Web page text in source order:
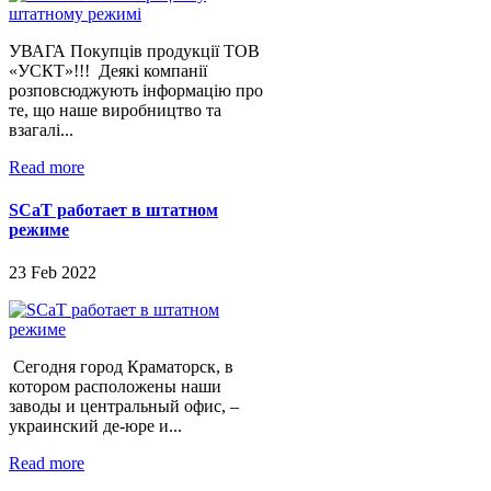
УВАГА Покупців продукції ТОВ
«УСКТ»!!! Деякі компанії
розповсюджують інформацію про
те, що наше виробництво та
взагалі...
Read more
SCaT работает в штатном
режиме
23 Feb 2022
Сегодня город Краматорск, в
котором расположены наши
заводы и центральный офис, –
украинский де-юре и...
Read more